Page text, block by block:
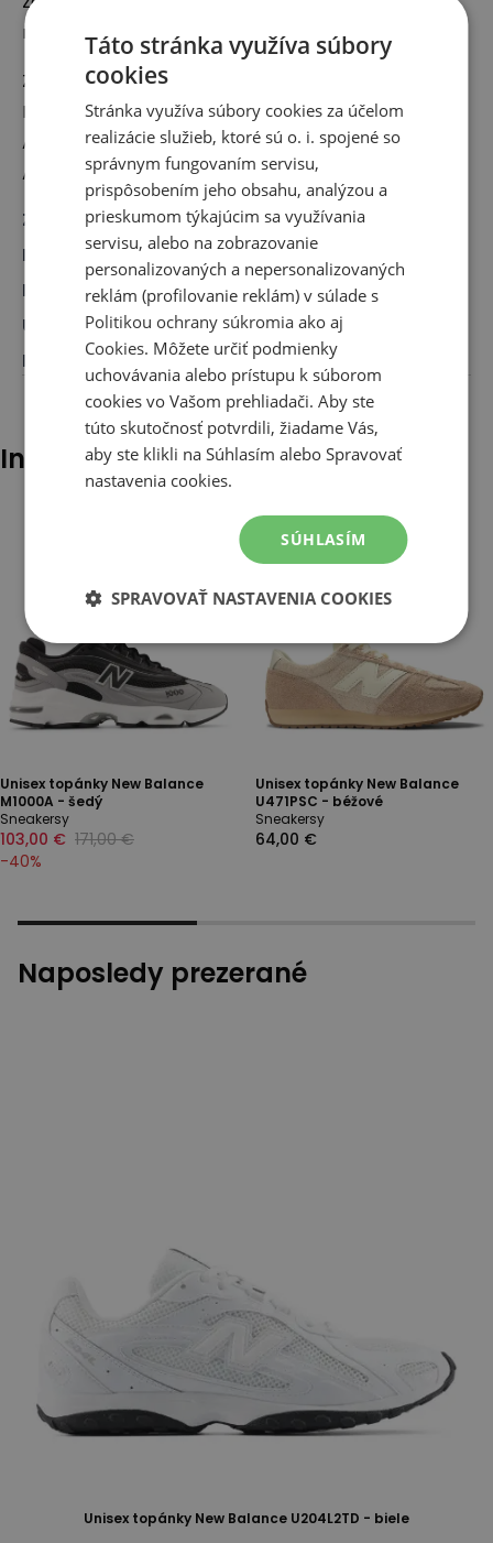
minimalistického štýlu.
Zodpovedný subjekt:
New Balance Europe BV
A-Factorij, Pilotenstraat 35 – 45, 1059 CH
Amsterdam, The Netherlands
Značka:New Balance
Druh
Obuv, Sneakersy
Pre koho:Pre neho, Pre ňu
Určenie:Klasické topánky
Farba
Biela
Iní klienti tiež pozerali
Unisex topánky New Balance
M1000A - šedý
Sneakersy
103,00 € 171,00 €
-40%
Unisex topánky New Balance
U471PSC - béžové
Sneakersy
64,00 €
Naposledy prezerané
Unisex topánky New Balance U204L2TD - biele
Táto stránka využíva súbory
cookies
Stránka využíva súbory cookies za účelom
realizácie služieb, ktoré sú o. i. spojené so
správnym fungovaním servisu,
prispôsobením jeho obsahu, analýzou a
prieskumom týkajúcim sa využívania
servisu, alebo na zobrazovanie
personalizovaných a nepersonalizovaných
reklám (profilovanie reklám) v súlade s
Politikou ochrany súkromia ako aj
Cookies. Môžete určiť podmienky
uchovávania alebo prístupu k súborom
cookies vo Vašom prehliadači. Aby ste
túto skutočnosť potvrdili, žiadame Vás,
aby ste klikli na Súhlasím alebo Spravovať
nastavenia cookies.
SÚHLASÍM
SPRAVOVAŤ NASTAVENIA COOKIES